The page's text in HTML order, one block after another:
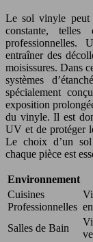
Le sol vinyle peut
constante,
professionnelles.
entraîner des
moisissures. Dans
systèmes
spécialement
exposition
du vinyle. Il est
UV et de protéger
Le choix d’un
chaque pièce est
Environnement
Cuisines
Professionnelles
Salles de Bain